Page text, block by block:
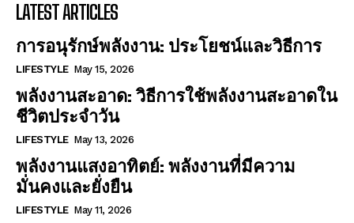
LATEST ARTICLES
การอนุรักษ์พลังงาน: ประโยชน์และวิธีการ
LIFESTYLE May 15, 2026
พลังงานสะอาด: วิธีการใช้พลังงานสะอาดใน
ชีวิตประจำวัน
LIFESTYLE May 13, 2026
พลังงานแสงอาทิตย์: พลังงานที่มีความ
มั่นคงและยั่งยืน
LIFESTYLE May 11, 2026